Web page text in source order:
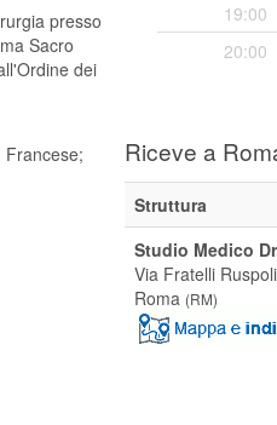
presso
Sacro
dei
Francese;
19:00
20:00
Riceve a
Struttura
Studio Medico
Via Fratelli
Roma (RM)